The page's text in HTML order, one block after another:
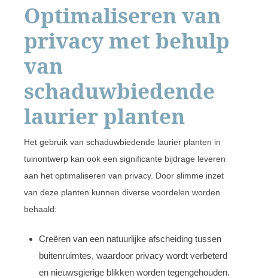
Optimaliseren van
privacy met behulp
van
schaduwbiedende
laurier planten
Het gebruik van schaduwbiedende laurier planten in
tuinontwerp kan ook een significante bijdrage leveren
aan het optimaliseren van privacy. Door slimme inzet
van deze planten kunnen diverse voordelen worden
behaald:
Creëren van een natuurlijke afscheiding tussen
buitenruimtes, waardoor privacy wordt verbeterd
en nieuwsgierige blikken worden tegengehouden.